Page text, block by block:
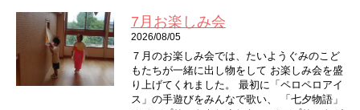
7月お楽しみ会
2026/08/05
７月のお楽しみ会では、たいようぐみのこど
もたちが一緒に出し物をして お楽しみ会を盛
り上げてくれました。 最初に「ペロペロアイ
ス」の手遊びをみんなで歌い、 「七夕物語」